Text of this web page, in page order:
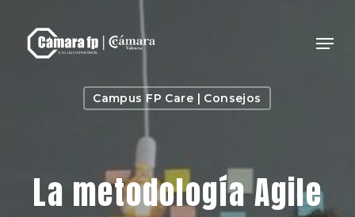
main
content
Campus FP Care | Consejos
La metodología Agile
Close